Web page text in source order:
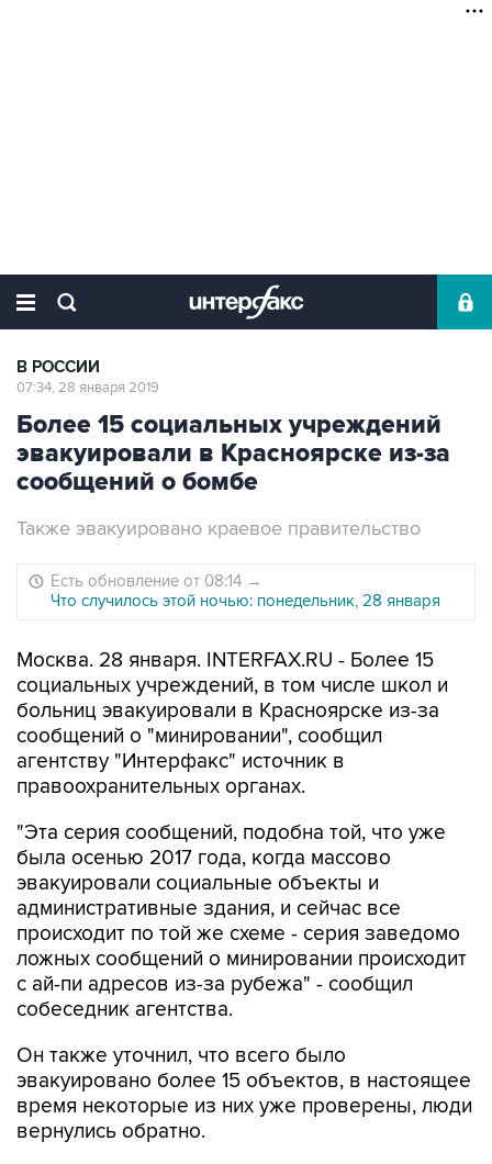
В РОССИИ
07:34, 28 января 2019
Более 15 социальных учреждений
эвакуировали в Красноярске из-за
сообщений о бомбе
Также эвакуировано краевое правительство
Есть обновление от 08:14 →
Что случилось этой ночью: понедельник, 28 января
Москва. 28 января. INTERFAX.RU - Более 15
социальных учреждений, в том числе школ и
больниц эвакуировали в Красноярске из-за
сообщений о "минировании", сообщил
агентству "Интерфакс" источник в
правоохранительных органах.
"Эта серия сообщений, подобна той, что уже
была осенью 2017 года, когда массово
эвакуировали социальные объекты и
административные здания, и сейчас все
происходит по той же схеме - серия заведомо
ложных сообщений о минировании происходит
с ай-пи адресов из-за рубежа" - сообщил
собеседник агентства.
Он также уточнил, что всего было
эвакуировано более 15 объектов, в настоящее
время некоторые из них уже проверены, люди
вернулись обратно.